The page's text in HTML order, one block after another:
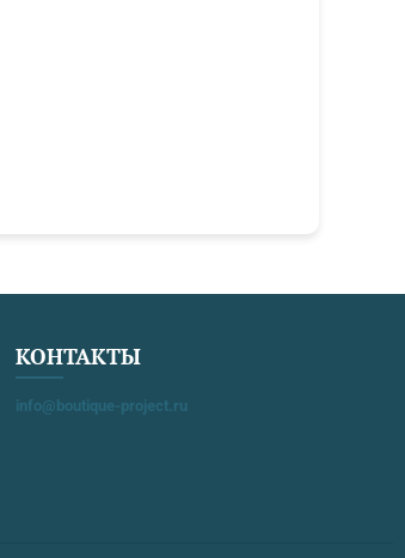
КОНТАКТЫ
info@boutique-project.ru